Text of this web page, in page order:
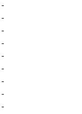
-
-
-
-
-
-
-
-
-